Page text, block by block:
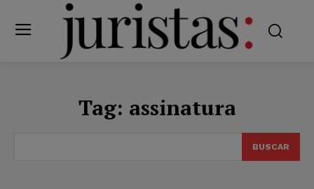
Tag: assinatura
BUSCAR